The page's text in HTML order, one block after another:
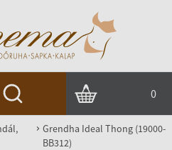
0
Grendha Ideal Thong (19000-
BB312)